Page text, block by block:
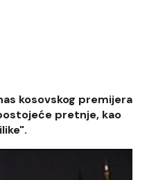
kosovskog premijera
pretnje, kao